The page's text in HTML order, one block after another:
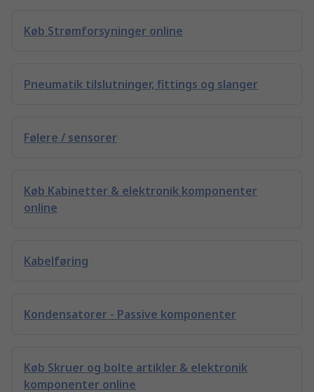
Køb Strømforsyninger online
Pneumatik tilslutninger, fittings og slanger
Følere / sensorer
Køb Kabinetter & elektronik komponenter
online
Kabelføring
Kondensatorer - Passive komponenter
Køb Skruer og bolte artikler & elektronik
komponenter online